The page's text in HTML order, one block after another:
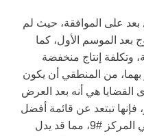
على الموافقة، حيث لم
الموسم الأول، كما
وتكلفة إنتاج منخفضة
بهما، من المنطقي أن يكون
هي أنه بعد العرض
27 مايو، هنا في 30 مايو، فإنها تبتعد عن قائمة أفضل
10 في نتفليكس، حيث هي الآن في المركز #9، مما قد يدل